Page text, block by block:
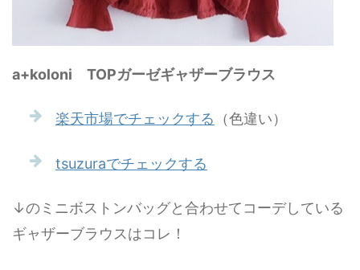
a+koloni TOPガーゼギャザーブラウス
楽天市場でチェックする （色違い）
tsuzuraでチェックする
↓のミニボストンバッグと合わせてコーデしている
ギャザーブラウスはコレ！